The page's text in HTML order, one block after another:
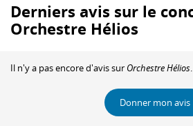
Derniers avis sur le
Orchestre Hélios
Il n'y a pas encore d'avis sur Orchestre Hélios
Donner mon avis